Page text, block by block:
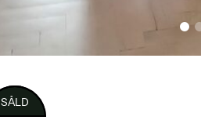
SÅLD